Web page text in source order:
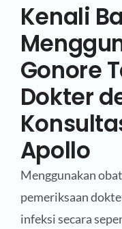
Kenali
Gonore
Dokter
Apollo
Menggunakan
pemeriksaan
infeksi secara